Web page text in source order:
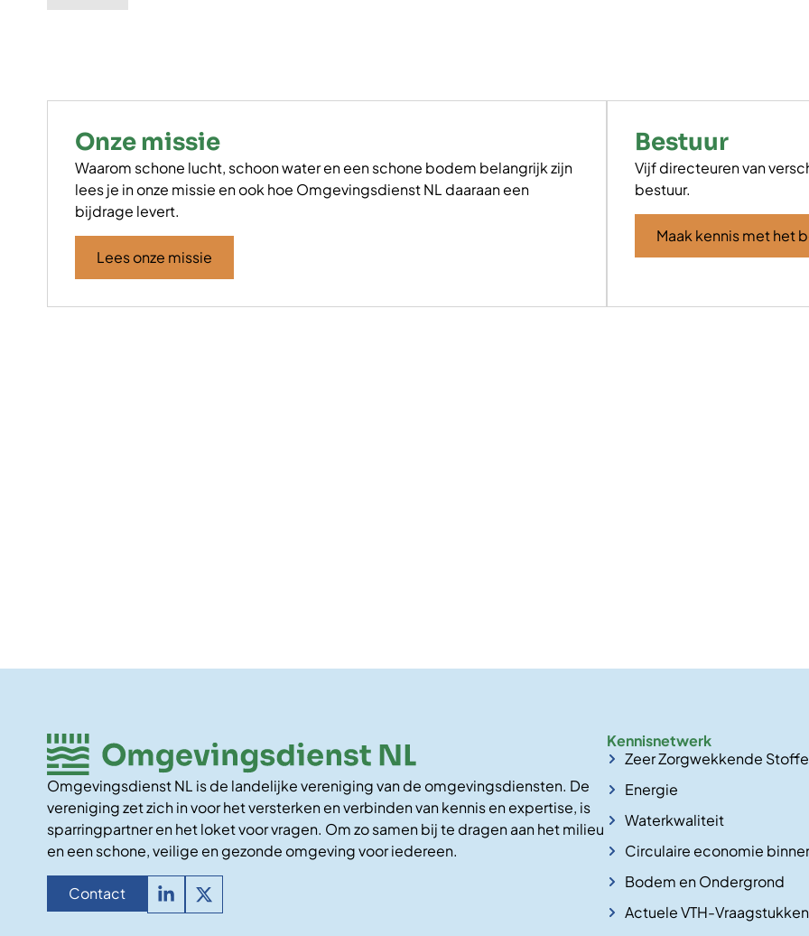
Onze missie
Waarom schone lucht, schoon water en een schone bodem belangrijk zijn
lees je in onze missie en ook hoe Omgevingsdienst NL daaraan een
bijdrage levert.
Lees onze missie
Bestuur
Vijf directeuren van
bestuur.
Maak kennis met het
Omgevingsdienst NL is de landelijke vereniging van de omgevingsdiensten. De
vereniging zet zich in voor het versterken en verbinden van kennis en expertise, is
sparringpartner en het loket voor vragen. Om zo samen bij te dragen aan het milieu
en een schone, veilige en gezonde omgeving voor iedereen.
Contact
Kennisnetwerk
Zeer Zorgwekkende
Energie
Waterkwaliteit
Circulaire economie
Bodem en Ondergrond
Actuele VTH-Vraagstukken